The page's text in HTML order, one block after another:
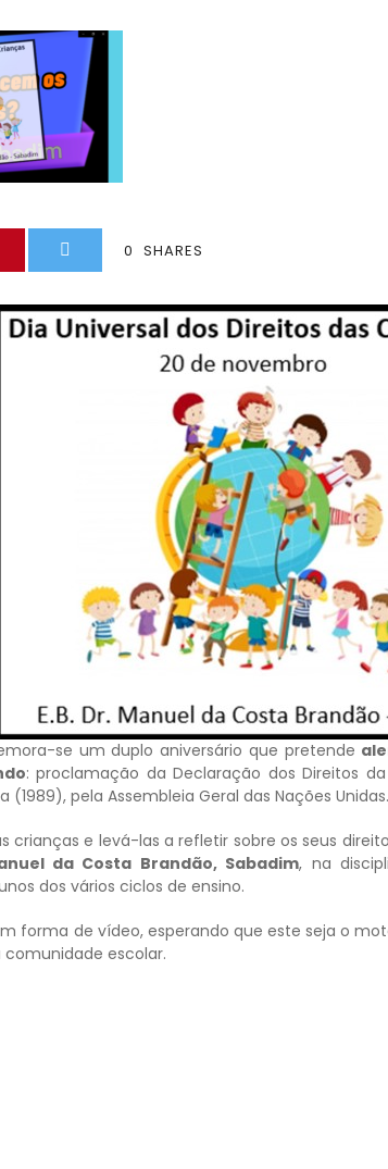
0 SHARES
se um duplo aniversário que pretende
: proclamação da Declaração dos Direitos
(1989), pela Assembleia Geral das Nações Unidas.
crianças e levá-las a refletir sobre os seus
da Costa Brandão, Sabadim, na
dos vários ciclos de ensino.
forma de vídeo, esperando que este seja o
escolar.